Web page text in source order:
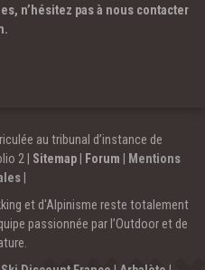
n’hésitez pas à nous contacter
au tribunal d’instance de
2 | Sitemap| Forum
Mentions
et d'Alpinisme reste totalement
passionnée par l’Outdoor et de